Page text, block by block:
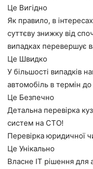
Це Вигідно
Як правило, в
суттєву знижку від
випадках перевершує
Це Швидко
У більшості випадків
автомобіль в термін до
Це Безпечно
Детальна перевірка
систем на СТО!
Перевірка юридичної
Це Унікально
Власне IT рішення для